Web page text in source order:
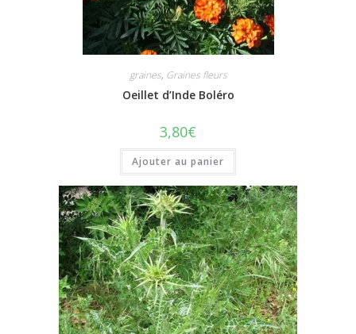
graines, Graines fleurs
Oeillet d’Inde Boléro
3,80€
Ajouter au panier